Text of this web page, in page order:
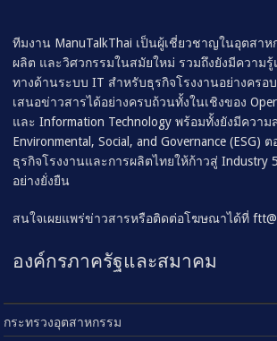
ทีมงาน ManuTalkThai เป็นผู้เชี่ยวชาญในอุตสาห
ผลิต และวิศวกรรมในสมัยใหม่ รวมถึงยังมีความ
ทางด้านระบบ IT สำหรับธุรกิจโรงงานอย่างครอ
เสนอข่าวสารได้อย่างครบถ้วนทั้งในเชิงของ
และ Information Technology พร้อมทั้งยังมีควา
Environmental, Social, and Governance (ESG)
ธุรกิจโรงงานและการผลิตไทยให้ก้าวสู่ Industry
อย่างยั่งยืน
สนใจเผยแพร่ข่าวสารหรือติดต่อโฆษณาได้ที่
องค์กรภาครัฐและสมาคม
กระทรวงอุตสาหกรรม